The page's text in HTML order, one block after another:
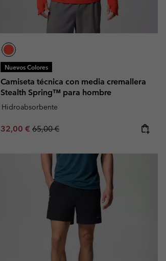
Nuevos Colores
Camiseta técnica con media cremallera
Stealth Spring™ para hombre
Hidroabsorbente
Sale price:
32,00 € Regular price:
65,00 €